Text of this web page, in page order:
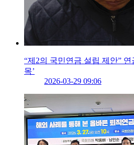
“제2의 국민연금 설립 제안” 연
목’
2026-03-29 09:06